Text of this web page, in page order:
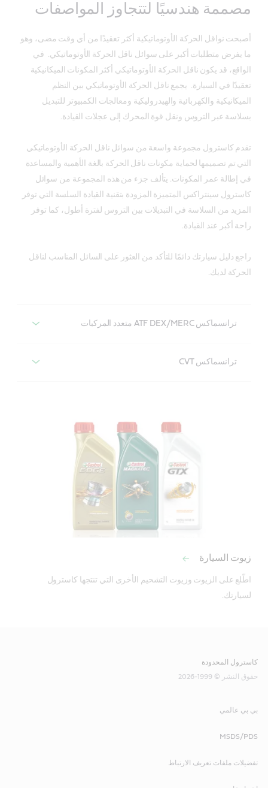
مصممة هندسيًا لتتجاوز المواصفات
أصبحت نواقل الحركة الأوتوماتيكية أكثر تعقيدًا من أي وقت مضى، وهو
ما يفرض متطلبات أكبر على سوائل ناقل الحركة الأوتوماتيكي. في
الواقع، قد يكون ناقل الحركة الأوتوماتيكي أكثر المكونات الميكانيكية
تعقيدًا في السيارة. يجمع ناقل الحركة الأوتوماتيكي بين النظم
الميكانيكية والكهربائية والهيدروليكية ومعالجات الكمبيوتر للتبديل
بسلاسة عبر التروس ونقل قوة المحرك إلى عجلات القيادة.
تقدم كاسترول مجموعة واسعة من سوائل ناقل الحركة الأوتوماتيكي
التي تم تصميمها لحماية مكونات ناقل الحركة بالغة الأهمية والمساعدة
في إطالة عمر المكونات. يتألف جزء من هذه المجموعة من سوائل
كاسترول سينتراكس المتميزة المزودة بتقنية القيادة السلسة التي توفر
المزيد من السلاسة في التبديلات بين التروس لفترة أطول، كما توفر
راحة أكبر عند القيادة.
راجع دليل سيارتك دائمًا للتأكد من العثور على السائل المناسب لناقل
الحركة لديك.
ترانسماكس ATF DEX/MERC متعدد المركبات
المركبات
الحركة الأوتوماتيكية الأوروبية الثقيلة وناقلات الحركة اليدوية
ترانسماكس CVT
زيوت السيارة
لسيارتك.
كاسترول المحدودة
حقوق النشر © 1999-2026
بي بي عالمي
MSDS/PDS
تفضيلات ملفات تعريف الارتباط